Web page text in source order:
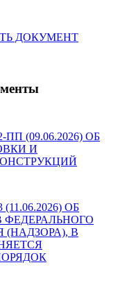
ДОКУМЕНТ
ПП (09.06.2026) ОБ
И
(11.06.2026) ОБ
(НАДЗОРА), В